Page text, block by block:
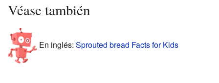
Véase también
En inglés: Sprouted bread Facts for Kids